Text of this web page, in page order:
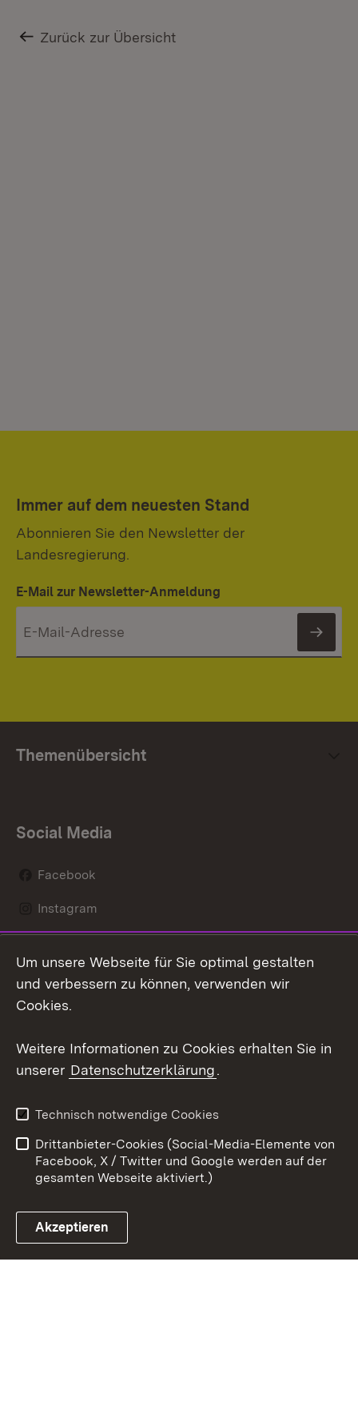
Zurück zur Übersicht
Immer auf dem neuesten Stand
Abonnieren Sie den Newsletter der
Landesregierung.
E-Mail zur Newsletter-Anmeldung
Themenübersicht
Social Media
Facebook
Instagram
Social Wall
Youtube
Link zum Landesportal
Kontakt
Datenschutz
Barrierefreiheit
Impressum Cookies
Um unsere Webseite für Sie optimal gestalten
und verbessern zu können, verwenden wir
Cookies.
Weitere Informationen zu Cookies erhalten Sie in
unserer Datenschutzerklärung.
Technisch notwendige Cookies
Drittanbieter-Cookies (Social-Media-Elemente von
Facebook, X / Twitter und Google werden auf der
gesamten Webseite aktiviert.)
Akzeptieren